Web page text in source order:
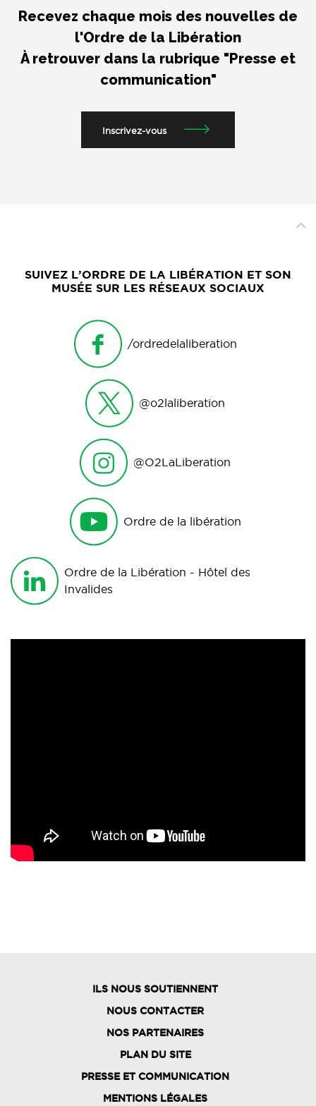
Recevez chaque mois des nouvelles de
l'Ordre de la Libération
À retrouver dans la rubrique "Presse et
communication"
Inscrivez-vous
SUIVEZ L’ORDRE DE LA LIBÉRATION ET SON
MUSÉE SUR LES RÉSEAUX SOCIAUX
/ordredelaliberation
@o2laliberation
@O2LaLiberation
Ordre de la libération
Ordre de la Libération - Hôtel des
Invalides
FOOTER
ILS NOUS SOUTIENNENT
NOUS CONTACTER
NOS PARTENAIRES
PLAN DU SITE
PRESSE ET COMMUNICATION
MENTIONS LÉGALES